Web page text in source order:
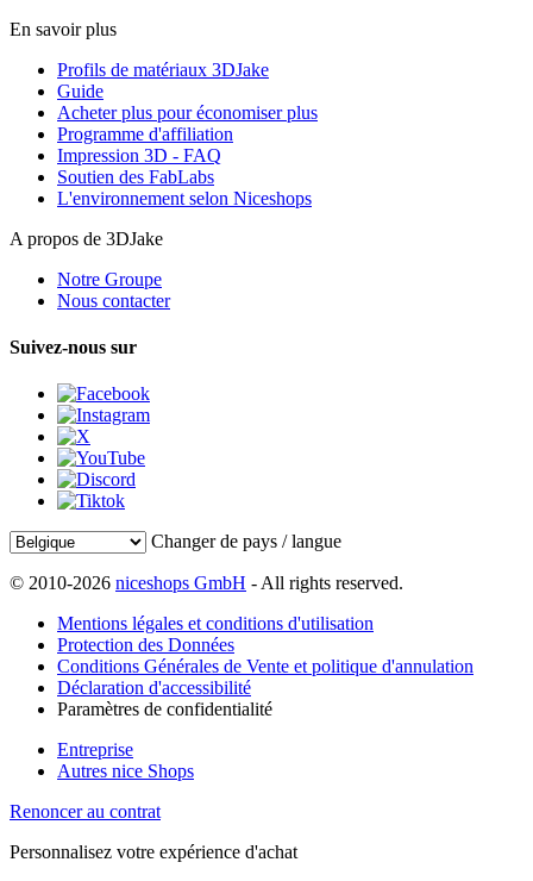
En savoir plus
Profils de matériaux 3DJake
Guide
Acheter plus pour économiser plus
Programme d'affiliation
Impression 3D - FAQ
Soutien des FabLabs
L'environnement selon Niceshops
A propos de 3DJake
Notre Groupe
Nous contacter
Suivez-nous sur
Changer de pays / langue
© 2010-2026 niceshops GmbH - All rights reserved.
Mentions légales et conditions d'utilisation
Protection des Données
Conditions Générales de Vente et politique d'annulation
Déclaration d'accessibilité
Paramètres de confidentialité
Entreprise
Autres nice Shops
Renoncer au contrat
Personnalisez votre expérience d'achat